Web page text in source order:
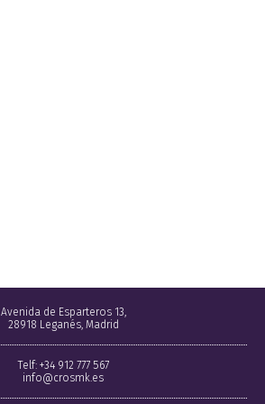
Avenida de Esparteros 13,
28918 Leganés, Madrid
Telf: +34 912 777 567
info@crosmk.es